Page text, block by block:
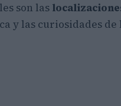
son las
y las curiosidades